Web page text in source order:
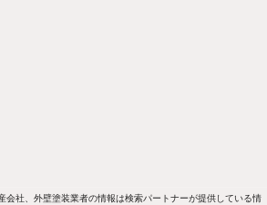
会社、外壁塗装業者の情報は検索パートナーが提供している情